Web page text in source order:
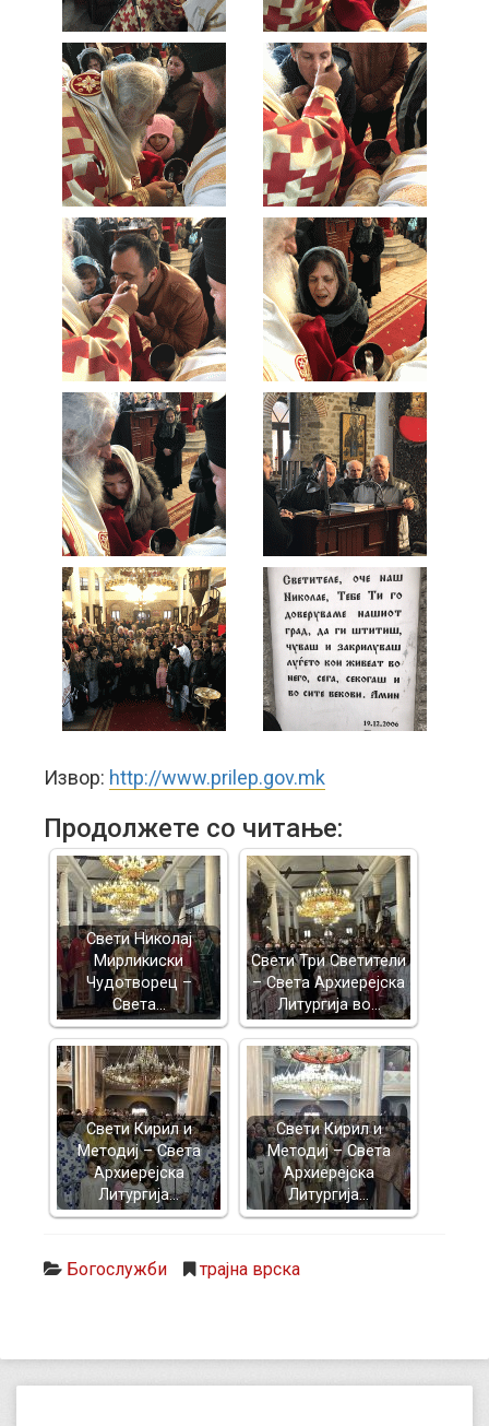
Извор: http://www.prilep.gov.mk
Продолжете со читање:
Свети Николај
Мирликиски
Чудотворец –
Света…
Свети Три Светители
– Света Архиерејска
Литургија во…
Свети Кирил и
Методиј – Света
Архиерејска
Литургија…
Свети Кирил и
Методиј – Света
Архиерејска
Литургија…
Богослужби трајна врска